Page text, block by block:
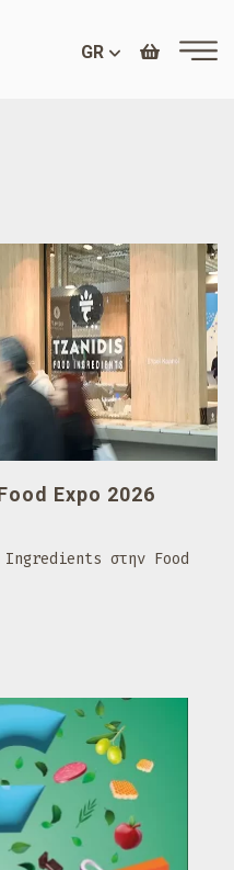
GR
Expo 2026
Ingredients στην Food